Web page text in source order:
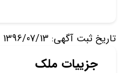
تاریخ ثبت آگهی: 1396/07/13
جزییات ملک